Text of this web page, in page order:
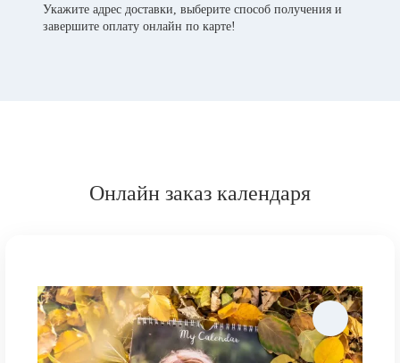
Укажите адрес доставки, выберите способ получения и
завершите оплату онлайн по карте!
Онлайн заказ календаря